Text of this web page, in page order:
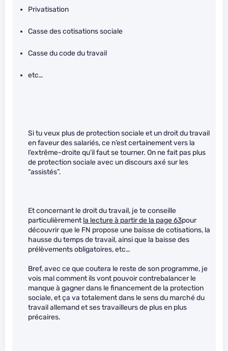
Privatisation
Casse des cotisations sociale
Casse du code du travail
etc…
Si tu veux plus de protection sociale et un droit du travail
en faveur des salariés, ce n’est certainement vers la
l’extrême-droite qu’il faut se tourner. On ne fait pas plus
de protection sociale avec un discours axé sur les
“assistés”.
Et concernant le droit du travail, je te conseille
particulièrementla lecture à partir de la page 63pour
découvrir que le FN propose une baisse de cotisations, la
hausse du temps de travail, ainsi que la baisse des
prélèvements obligatoires, etc…
Bref, avec ce que coutera le reste de son programme, je
vois mal comment ils vont pouvoir contrebalancer le
manque à gagner dans le financement de la protection
sociale, et ça va totalement dans le sens du marché du
travail allemand et ses travailleurs de plus en plus
précaires.